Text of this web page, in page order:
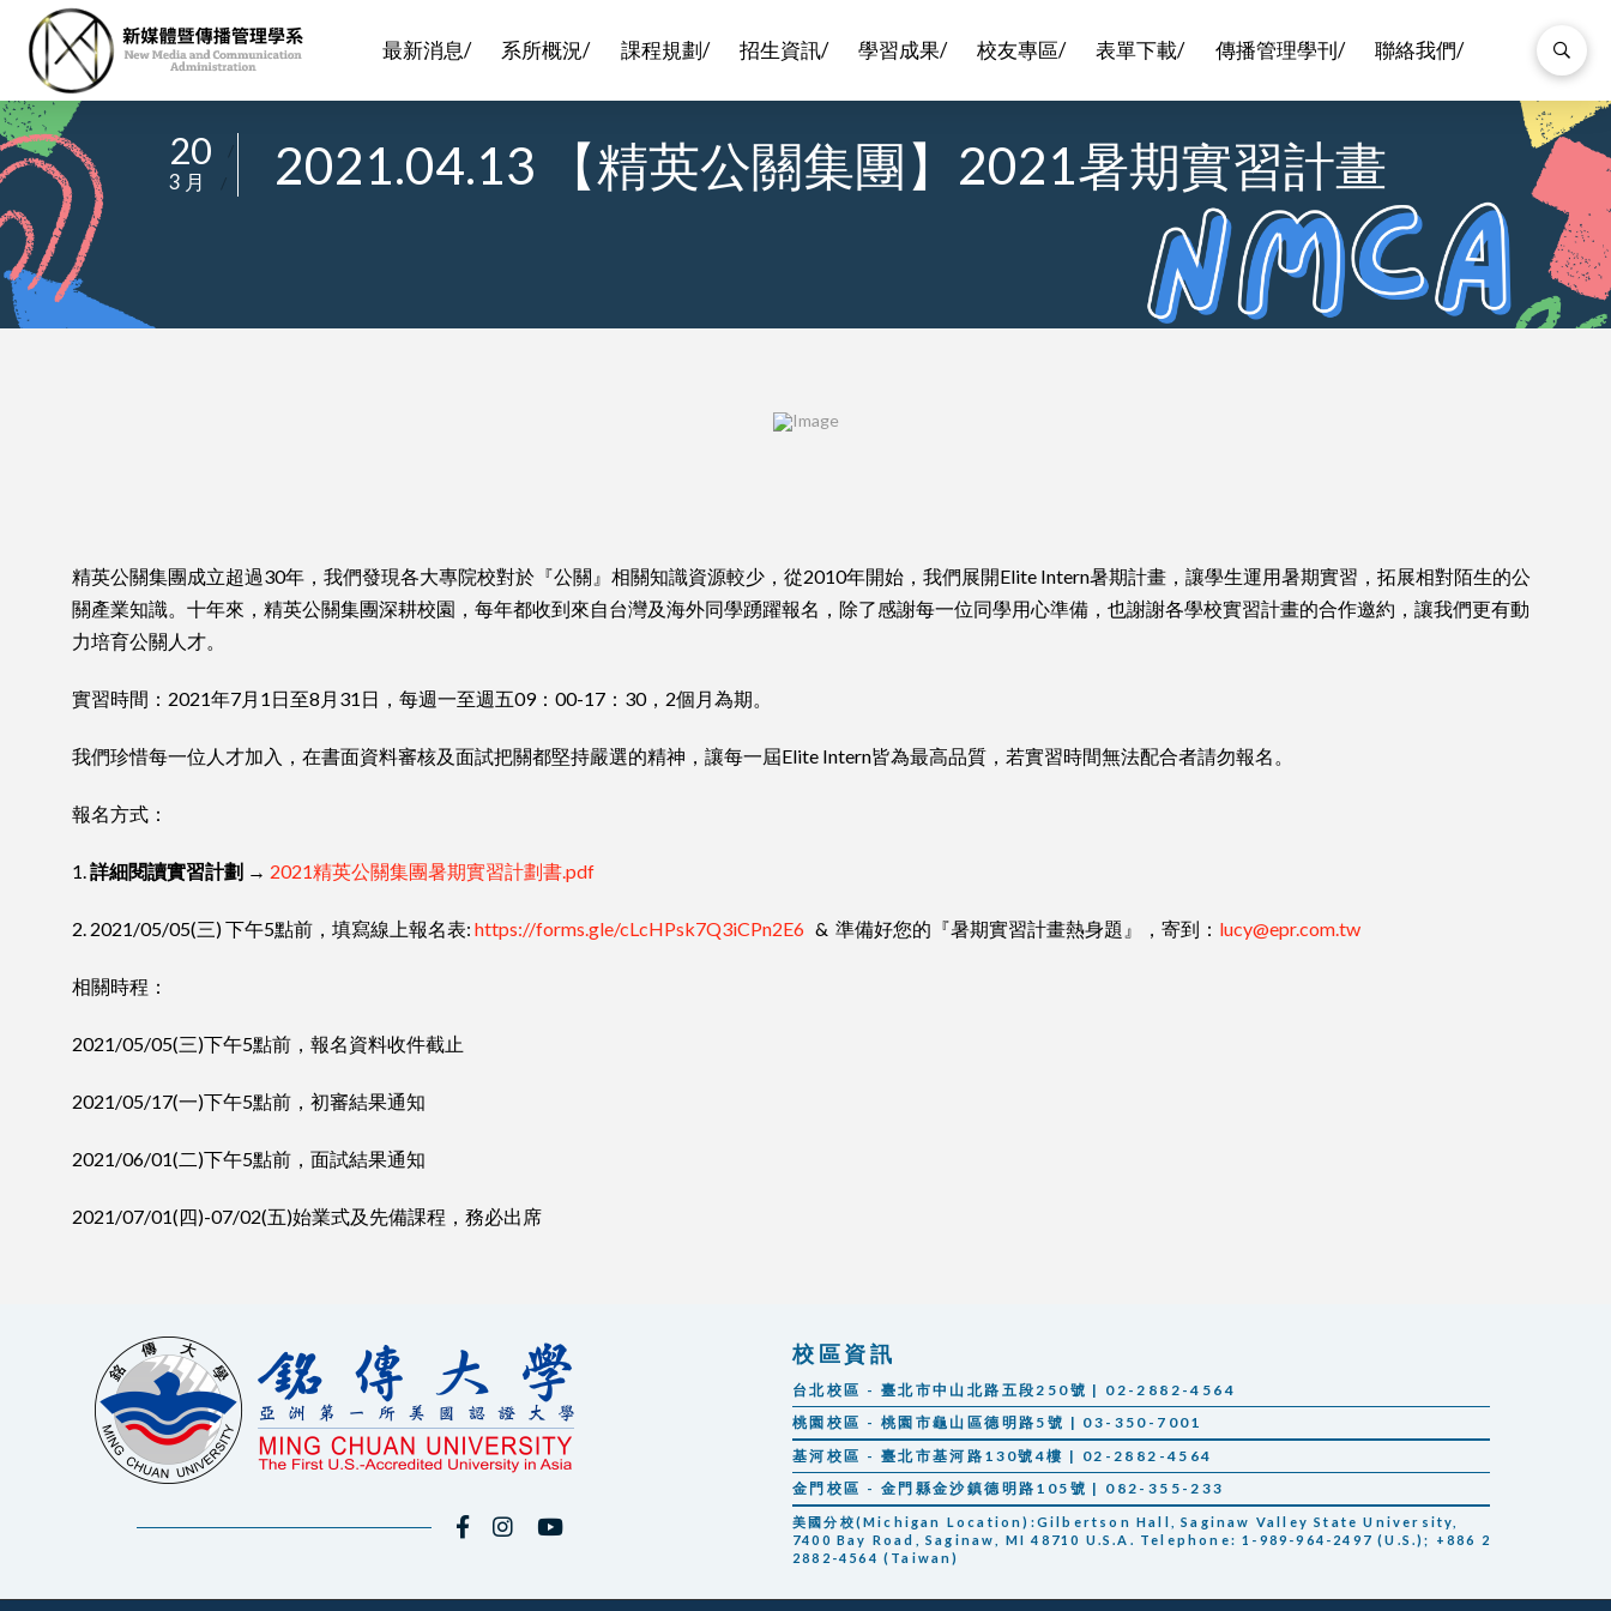
最新消息/ 系所概況/ 課程規劃/ 招生資訊/ 學習成果/ 校友專區/ 表單下載/ 傳播管理學刊/ 聯絡我們/
20 /
3 月 / 2021.04.13 【精英公關集團】2021暑期實習計畫
精英公關集團成立超過30年，我們發現各大專院校對於『公關』相關知識資源較少，從2010年開始，我們展開Elite Intern暑期計畫，讓學生運用暑期實習，拓展相對陌生的公
關產業知識。⼗年來，精英公關集團深耕校園，每年都收到來⾃台灣及海外同學踴躍報名，除了感謝每一位同學用心準備，也謝謝各學校實習計畫的合作邀約，讓我們更有動
⼒培育公關⼈才。
實習時間：2021年7月1日至8月31日，每週一至週五09：00-17：30，2個月為期。
我們珍惜每⼀位⼈才加⼊，在書⾯資料審核及⾯試把關都堅持嚴選的精神，讓每⼀屆Elite Intern皆為最⾼品質，若實習時間無法配合者請勿報名。
報名方式：
1.詳細閱讀實習計劃 → 2021精英公關集團暑期實習計劃書.pdf
2. 2021/05/05(三) 下午5點前，填寫線上報名表: https://forms.gle/cLcHPsk7Q3iCPn2E6 & 準備好您的『暑期實習計畫熱身題』，寄到： lucy@epr.com.tw
相關時程：
2021/05/05(三)下午5點前，報名資料收件截止
2021/05/17(一)下午5點前，初審結果通知
2021/06/01(二)下午5點前，⾯試結果通知
2021/07/01(四)-07/02(五)始業式及先備課程，務必出席
校區資訊
台北校區 - 臺北市中山北路五段250號 | 02-2882-4564
桃園校區 - 桃園市龜山區德明路5號 | 03-350-7001
基河校區 - 臺北市基河路130號4樓 | 02-2882-4564
金門校區 - 金門縣金沙鎮德明路105號 | 082-355-233
美國分校(Michigan Location):Gilbertson Hall, Saginaw Valley State University,
7400 Bay Road, Saginaw, MI 48710 U.S.A. Telephone: 1-989-964-2497 (U.S.); +886 2
2882-4564 (Taiwan)